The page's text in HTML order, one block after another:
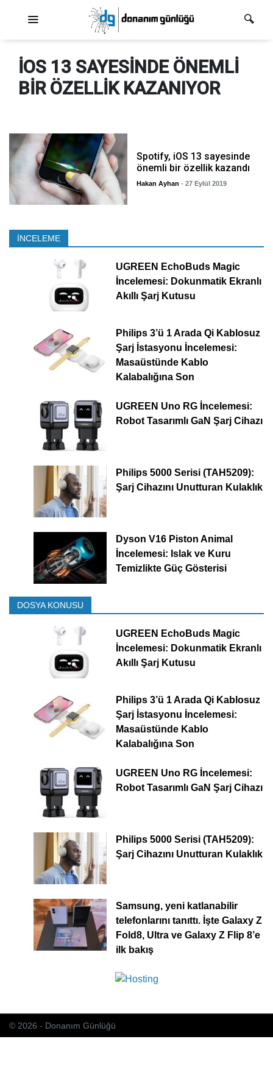
IOS 13 SAYESINDE ÖNEMLI
BIR ÖZELLIK KAZANIYOR
Spotify, iOS 13 sayesinde
önemli bir özellik kazandı
Hakan Ayhan - 27 Eylül 2019
İNCELEME
UGREEN EchoBuds Magic
İncelemesi: Dokunmatik Ekranlı
Akıllı Şarj Kutusu
Philips 3’ü 1 Arada Qi Kablosuz
Şarj İstasyonu İncelemesi:
Masaüstünde Kablo
Kalabalığına Son
UGREEN Uno RG İncelemesi:
Robot Tasarımlı GaN Şarj Cihazı
Philips 5000 Serisi (TAH5209):
Şarj Cihazını Unutturan Kulaklık
Dyson V16 Piston Animal
İncelemesi: Islak ve Kuru
Temizlikte Güç Gösterisi
DOSYA KONUSU
UGREEN EchoBuds Magic
İncelemesi: Dokunmatik Ekranlı
Akıllı Şarj Kutusu
Philips 3’ü 1 Arada Qi Kablosuz
Şarj İstasyonu İncelemesi:
Masaüstünde Kablo
Kalabalığına Son
UGREEN Uno RG İncelemesi:
Robot Tasarımlı GaN Şarj Cihazı
Philips 5000 Serisi (TAH5209):
Şarj Cihazını Unutturan Kulaklık
Samsung, yeni katlanabilir
telefonlarını tanıttı. İşte Galaxy Z
Fold8, Ultra ve Galaxy Z Flip 8’e
ilk bakış
© 2026 - Donanım Günlüğü